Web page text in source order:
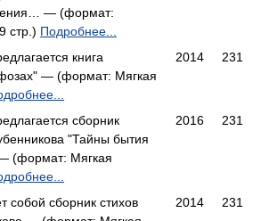
— (формат:
стр.) Подробнее...
книга
— (формат: Мягкая
2014 231
сборник
"Тайны бытия
(формат: Мягкая
2016 231
собой сборник стихов
2014 231